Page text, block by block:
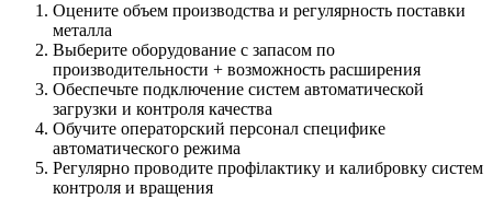
Оцените объем производства и регулярность поставки
металла
Выберите оборудование с запасом по
производительности + возможность расширения
Обеспечьте подключение систем автоматической
загрузки и контроля качества
Обучите операторский персонал специфике
автоматического режима
Регулярно проводите профілактику и калибровку систем
контроля и вращения